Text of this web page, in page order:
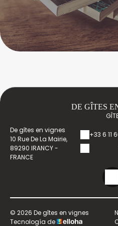
DE GÎTES
De gîtes en vignes
10 Rue De La Mairie,
89290 IRANCY -
FRANCE
+33 6 11
© 2026 De gîtes en vignes
Tecnología de